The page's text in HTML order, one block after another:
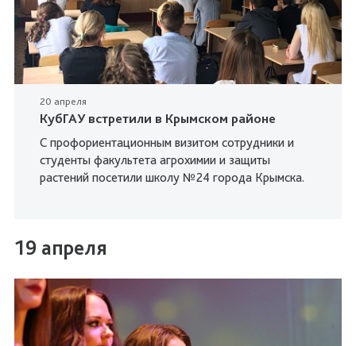
20 апреля
КубГАУ встретили в Крымском районе
С профориентационным визитом сотрудники и
студенты факультета агрохимии и защиты
растений посетили школу №24 города Крымска.
19 апреля